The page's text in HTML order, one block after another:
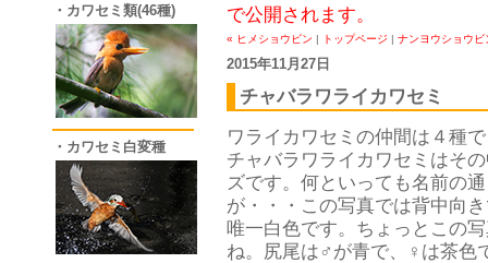
・カワセミ類(46種)
・カワセミ白変種
で公開されます。
« ヒメショウビン | トップページ | ナンヨウショウビ
2015年11月27日
チャバラワライカワセミ
ワライカワセミの仲間は４種
チャバラワライカワセミはそ
ズです。何といっても名前の
が・・・この写真では背中向
唯一白色です。ちょっとこの
ね。尻尾は♂が青で、♀は茶色